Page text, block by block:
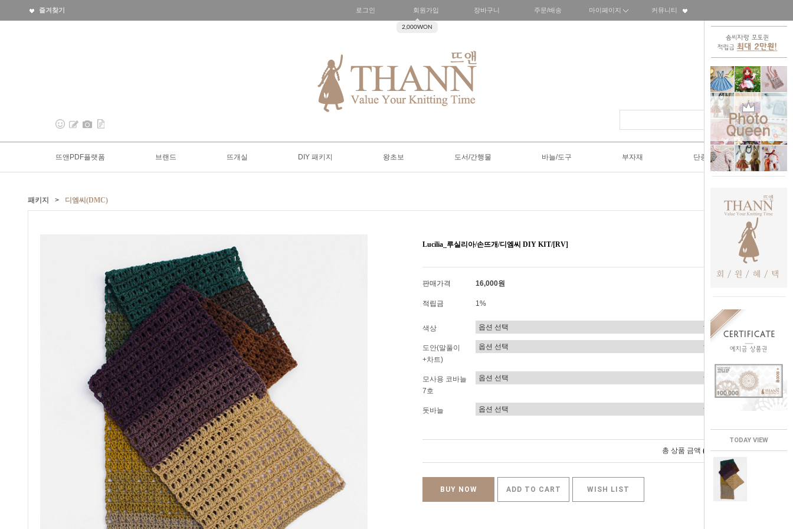
TODAY VIEW
즐겨찾기 로그인 회원가입
2,000WON
장바구니 주문/배송 마이페이지 커뮤니티
뜨앤PDF플랫폼 브랜드 뜨개실 DIY 패키지 왕초보 도서/간행물 바늘/도구 부자재 단종SALE50%
패키지 > 디엠씨(DMC)
Lucilia_루실리아/손뜨개/디엠씨 DIY KIT/[RV]
판매가격 16,000원
적립금 1%
색상
도안(말풀이
+차트)
모사용 코바늘
7호
돗바늘
총 상품 금액 0 원
BUY NOW ADD TO CART WISH LIST